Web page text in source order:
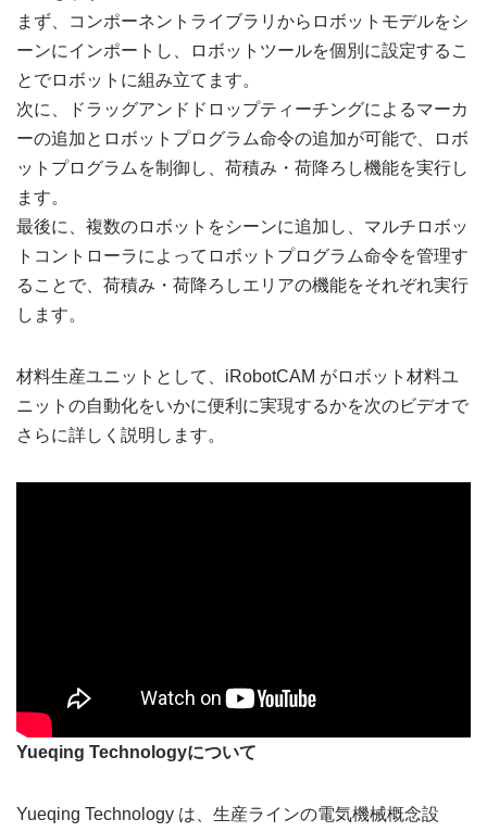
まず、コンポーネントライブラリからロボットモデルをシ
ーンにインポートし、ロボットツールを個別に設定するこ
とでロボットに組み立てます。
次に、ドラッグアンドドロップティーチングによるマーカ
ーの追加とロボットプログラム命令の追加が可能で、ロボ
ットプログラムを制御し、荷積み・荷降ろし機能を実行し
ます。
最後に、複数のロボットをシーンに追加し、マルチロボッ
トコントローラによってロボットプログラム命令を管理す
ることで、荷積み・荷降ろしエリアの機能をそれぞれ実行
します。
材料生産ユニットとして、iRobotCAM がロボット材料ユ
ニットの自動化をいかに便利に実現するかを次のビデオで
さらに詳しく説明します。
Yueqing Technologyについて
Yueqing Technology は、生産ラインの電気機械概念設